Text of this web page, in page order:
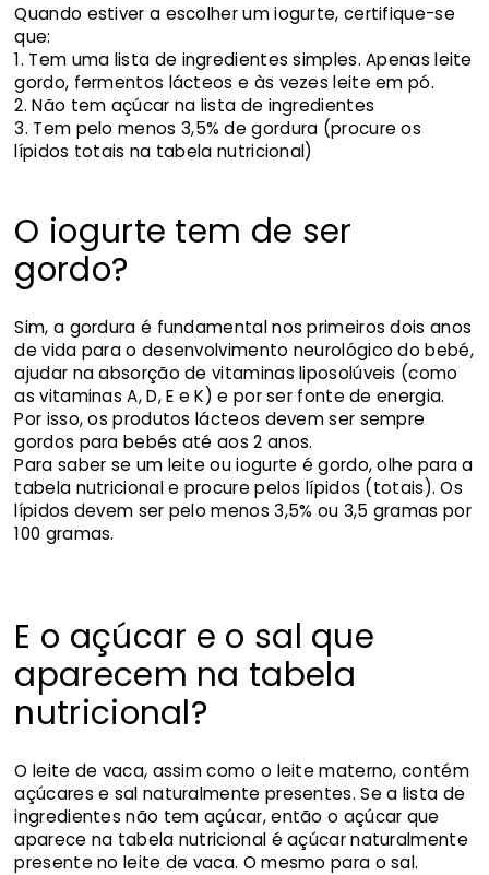
Quando estiver a escolher um iogurte, certifique-se
que:
Tem uma lista de ingredientes simples. Apenas leite
gordo, fermentos lácteos e às vezes leite em pó.
Não tem açúcar na lista de ingredientes
Tem pelo menos 3,5% de gordura (procure os
lípidos totais na tabela nutricional)
O iogurte tem de ser
gordo?
Sim, a gordura é fundamental nos primeiros dois anos
de vida para o desenvolvimento neurológico do bebé,
ajudar na absorção de vitaminas liposolúveis (como
as vitaminas A, D, E e K) e por ser fonte de energia.
Por isso, os produtos lácteos devem ser sempre
gordos para bebés até aos 2 anos.
Para saber se um leite ou iogurte é gordo, olhe para a
tabela nutricional e procure pelos lípidos (totais). Os
lípidos devem ser pelo menos 3,5% ou 3,5 gramas por
100 gramas.
E o açúcar e o sal que
aparecem na tabela
nutricional?
O leite de vaca, assim como o leite materno, contém
açúcares e sal naturalmente presentes. Se a lista de
ingredientes não tem açúcar, então o açúcar que
aparece na tabela nutricional é açúcar naturalmente
presente no leite de vaca. O mesmo para o sal.